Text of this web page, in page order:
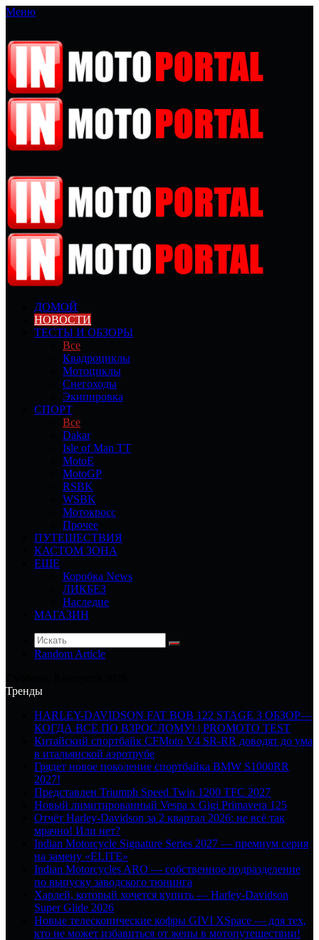
Меню
ДОМОЙ
НОВОСТИ
ТЕСТЫ И ОБЗОРЫ
Все
Квадроциклы
Мотоциклы
Снегоходы
Экипировка
СПОРТ
Все
Dakar
Isle of Man TT
MotoE
MotoGP
RSBK
WSBK
Мотокросс
Прочее
ПУТЕШЕСТВИЯ
КАСТОМ ЗОНА
ЕЩЕ
Коробка News
ЛИКБЕЗ
Наследие
МАГАЗИН
Random Article
Тренды
HARLEY-DAVIDSON FAT BOB 122 STAGE 3 ОБЗОР—
КОГДА ВСЕ ПО ВЗРОСЛОМУ! | PROMOTO TEST
Китайский спортбайк CFMoto V4 SR-RR доводят до ума
в итальянской аэротрубе
Грядет новое поколение спортбайка BMW S1000RR
2027!
Представлен Triumph Speed Twin 1200 TFC 2027
Новый лимитированный Vespa x Gigi Primavera 125
Отчёт Harley-Davidson за 2 квартал 2026: не всё так
мрачно! Или нет?
Indian Motorcycle Signature Series 2027 — премиум серия
на замену «ELITE»
Indian Motorcycles ARO — собственное подразделение
по выпуску заводского тюнинга
Харлей, который хочется купить — Harley-Davidson
Super Glide 2026
Новые телескопические кофры GIVI XSpace — для тех,
кто не может избавиться от жены в мотопутешествии!